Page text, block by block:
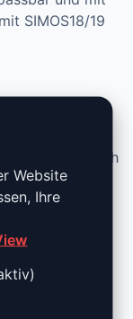
SIMOS18/19
Flexfuel möglich
(SP98, E85,
und MED9.x
Website
Ihre